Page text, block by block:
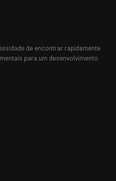
de encontrar rapidamente
para um desenvolvimento